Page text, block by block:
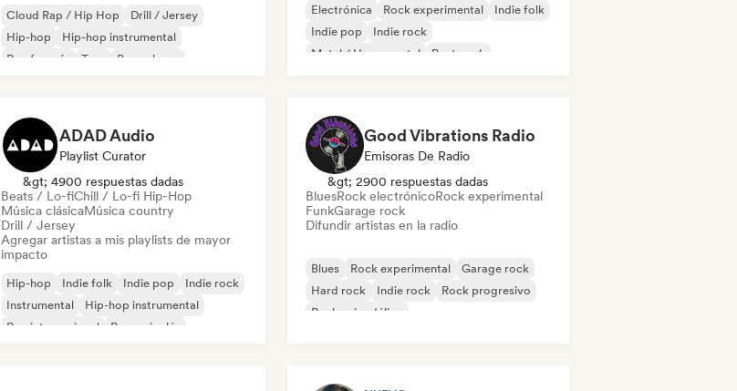
Cloud Rap / Hip Hop
Drill / Jersey
Hip-hop
Hip-hop instrumental
Rap francés
Trap
Pop urbano
Electrónica Rock experimental
Indie folk
Indie pop
Indie rock
Metal / Heavy metal
Post punk
ADAD Audio
Playlist Curator
&gt; 4900 respuestas dadas
Beats / Lo-fiChill / Lo-fi Hip-Hop
Música clásicaMúsica country
Drill / Jersey
Agregar artistas a mis playlists de mayor
impacto
Hip-hop Indie folk Indie pop
Indie rock
Instrumental
Hip-hop instrumental
Rap internacional
Rap en inglés
Good Vibrations Radio
Emisoras De Radio
&gt; 2900 respuestas dadas
BluesRock electrónicoRock experimental
FunkGarage rock
Difundir artistas en la radio
Blues Rock experimental
Garage rock
Hard rock
Indie rock
Rock progresivo
Rock psicodélico